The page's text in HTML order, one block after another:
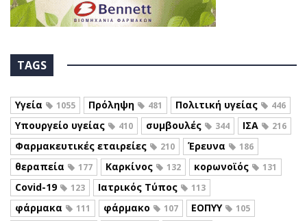
TAGS
Υγεία 1055 Πρόληψη 481 Πολιτική υγείας 446
Υπουργείο υγείας 410 συμβουλές 344 ΙΣΑ 216
Φαρμακευτικές εταιρείες 210 Έρευνα 186
θεραπεία 177 Καρκίνος 132 κορωνοϊός 131
Covid-19 123 Ιατρικός Τύπος 113
φάρμακα 111 φάρμακο 107 ΕΟΠΥΥ 105